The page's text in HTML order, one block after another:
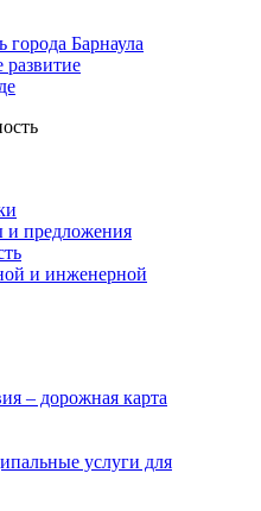
Барнаула
развитие
и предложения
и инженерной
– дорожная карта
услуги для